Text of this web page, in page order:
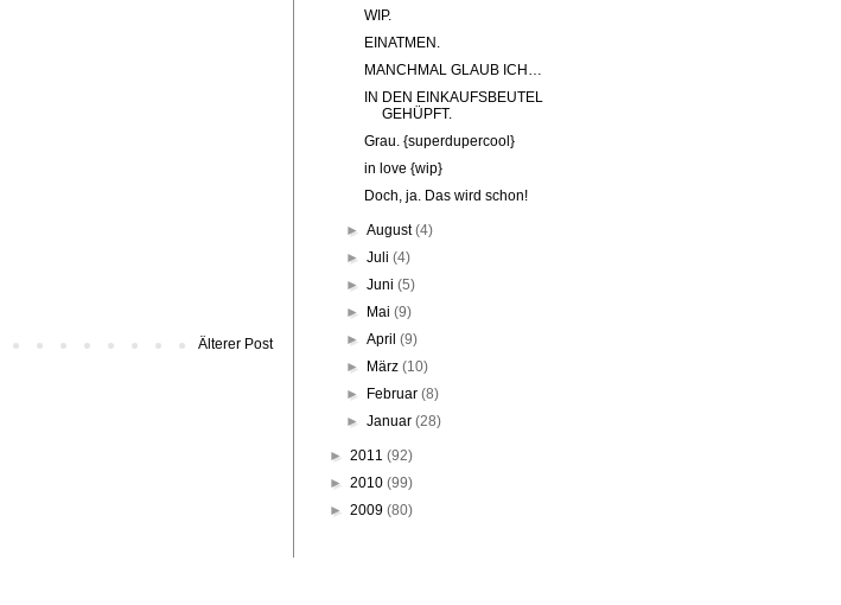
Älterer Post
WIP.
EINATMEN.
MANCHMAL GLAUB ICH…
IN DEN EINKAUFSBEUTEL
GEHÜPFT.
Grau. {superdupercool}
in love {wip}
Doch, ja. Das wird schon!
►August (4)
►Juli (4)
►Juni (5)
►
Mai (9)
►April (9)
►
März (10)
►
Februar (8)
►Januar (28)
► 2011 (92)
► 2010 (99)
► 2009 (80)